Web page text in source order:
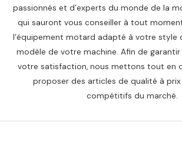
passionnés et d’experts du monde de la
qui sauront vous conseiller à tout
l’équipement motard adapté à votre style
modèle de votre machine. Afin de
votre satisfaction, nous mettons tout en
proposer des articles de qualité à prix
compétitifs du marché.